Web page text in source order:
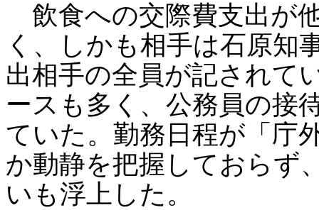
飲食への交際費支出が
く、しかも相手は石原知
出相手の全員が記されて
ースも多く、公務員の接
ていた。勤務日程が「庁
か動静を把握しておらず
いも浮上した。